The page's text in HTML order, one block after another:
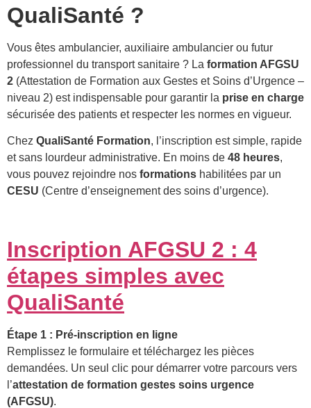
QualiSanté ?
Vous êtes ambulancier, auxiliaire ambulancier ou futur
professionnel du transport sanitaire ? La formation AFGSU
2 (Attestation de Formation aux Gestes et Soins d’Urgence –
niveau 2) est indispensable pour garantir la prise en charge
sécurisée des patients et respecter les normes en vigueur.
Chez QualiSanté Formation, l’inscription est simple, rapide
et sans lourdeur administrative. En moins de 48 heures,
vous pouvez rejoindre nos formations habilitées par un
CESU (Centre d’enseignement des soins d’urgence).
Inscription AFGSU 2 : 4
étapes simples avec
QualiSanté
Étape 1 : Pré-inscription en ligne
Remplissez le formulaire et téléchargez les pièces
demandées. Un seul clic pour démarrer votre parcours vers
l’attestation de formation gestes soins urgence
(AFGSU).